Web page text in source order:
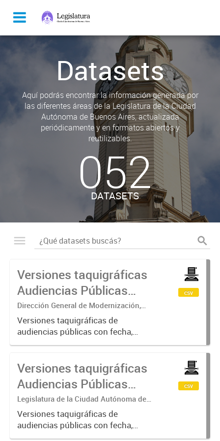
Datasets
Aquí podrás encontrar la información generada por
las diferentes áreas de la Legislatura de la Ciudad
Autónoma de Buenos Aires, actualizada
periódicamente y en formatos abiertos y
reutilizables.
052
DATASETS
Versiones taquigráficas
Audiencias Públicas
2021
Dirección General de Modernización,
Sustentabilidad y Fortalecimiento
Institucional
Versiones taquigráficas de
audiencias públicas con fecha,
título de la audiencia, tipo y link
csv
Versiones taquigráficas
Audiencias Públicas
2019-2020
Legislatura de la Ciudad Autónoma de
Buenos Aires
Versiones taquigráficas de
audiencias públicas con fecha,
título de la audiencia, tipo, y link
csv